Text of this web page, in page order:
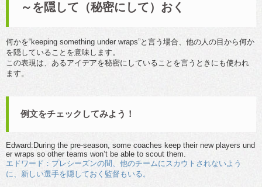
～を隠して（秘密にして）おく
何かを“keeping something under wraps”と言う場合、他の人の目から何か
を隠していることを意味します。
この表現は、あるアイデアを秘密にしていることを言うときにも使われ
ます。
例文をチェックしてみよう！
Edward:During the pre-season, some coaches keep their new players und
er wraps so other teams won’t be able to scout them.
エドワード：プレシーズンの間、他のチームにスカウトされないよう
に、新しい選手を隠しておく監督もいる。